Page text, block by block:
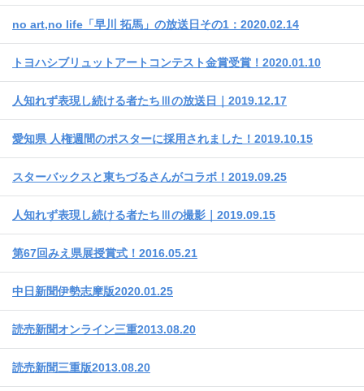
no art,no life「早川 拓馬」の放送日その1：2020.02.14
トヨハシブリュットアートコンテスト金賞受賞！2020.01.10
人知れず表現し続ける者たちⅢの放送日｜2019.12.17
愛知県 人権週間のポスターに採用されました！2019.10.15
スターバックスと東ちづるさんがコラボ！2019.09.25
人知れず表現し続ける者たちⅢの撮影｜2019.09.15
第67回みえ県展授賞式！2016.05.21
中日新聞伊勢志摩版2020.01.25
読売新聞オンライン三重2013.08.20
読売新聞三重版2013.08.20